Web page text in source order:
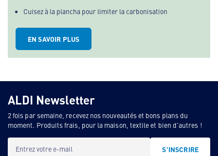
Cuisez à la plancha pour limiter la carbonisation
EN SAVOIR PLUS
ALDI Newsletter
2 fois par semaine, recevez nos nouveautés et bons plans du
moment. Produits frais, pour la maison, textile et bien d'autres !
Entrez votre e-mail S'INSCRIRE